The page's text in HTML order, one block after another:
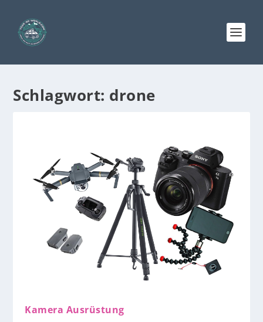
Schlagwort: drone
Kamera Ausrüstung